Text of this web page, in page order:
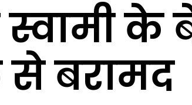
के
बरामद